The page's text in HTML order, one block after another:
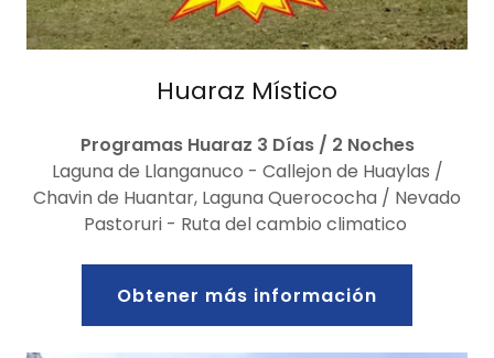
Huaraz Místico
Programas Huaraz 3 Días / 2 Noches
Laguna de Llanganuco - Callejon de Huaylas /
Chavin de Huantar, Laguna Querococha / Nevado
Pastoruri - Ruta del cambio climatico
Obtener más información